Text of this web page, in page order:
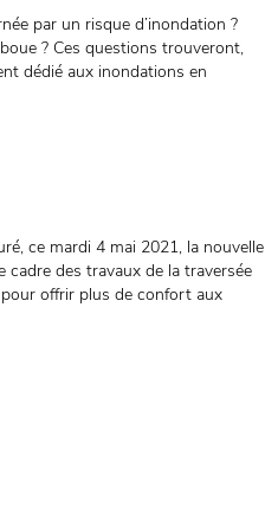
par un risque d’inondation ?
? Ces questions trouveront,
dédié aux inondations en
ce mardi 4 mai 2021, la nouvelle
cadre des travaux de la traversée
offrir plus de confort aux